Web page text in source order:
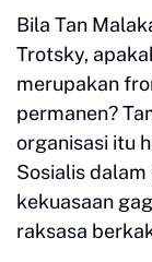
Bila Tan
Trotsky,
merupakan
permanen?
organisasi itu
Sosialis
kekuasaan
raksasa